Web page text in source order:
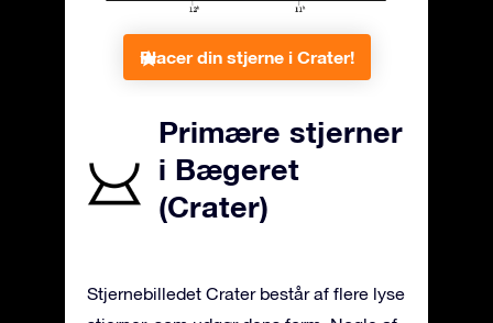
Placer din stjerne i Crater!
Primære stjerner
i Bægeret
(Crater)
Stjernebilledet Crater består af flere lyse